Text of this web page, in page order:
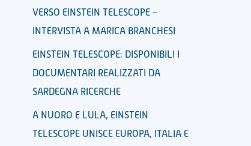
VERSO EINSTEIN TELESCOPE –
INTERVISTA A MARICA BRANCHESI
EINSTEIN TELESCOPE: DISPONIBILI I
DOCUMENTARI REALIZZATI DA
SARDEGNA RICERCHE
A NUORO E LULA, EINSTEIN
TELESCOPE UNISCE EUROPA, ITALIA E